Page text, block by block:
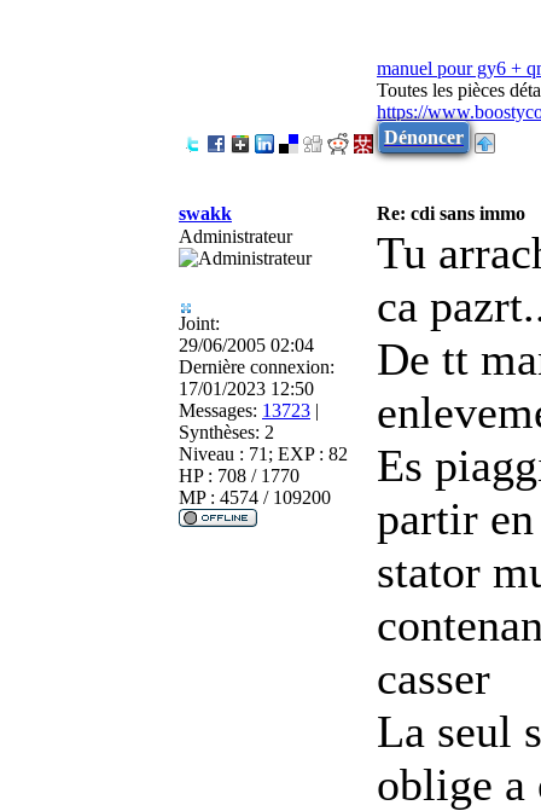
manuel pour gy6 +
Toutes les pièces
https://
Dénoncer
swakk
Re: cdi sans immo
Administrateur
Joint:
29/06/2005 02:04
Dernière connexion:
17/01/2023 12:50
Messages: 13723 |
Synthèses: 2
Niveau : 71; EXP : 82
HP : 708 / 1770
MP : 4574 / 109200
Tu
ca
De tt
Es
partir
stator
casser
La seul
oblige a